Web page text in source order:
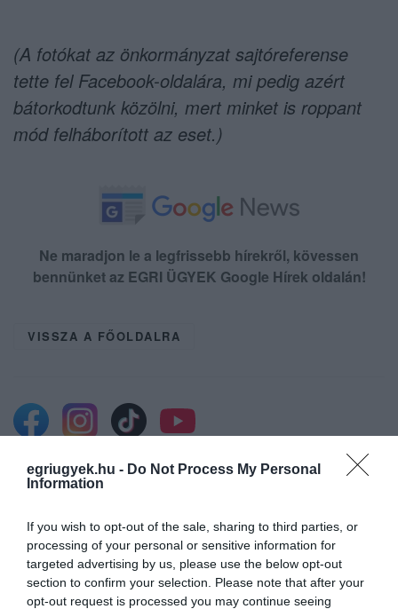
egriugyek.hu - Do Not Process My Personal
Information
If you wish to opt-out of the sale, sharing to third parties, or
processing of your personal or sensitive information for
targeted advertising by us, please use the below opt-out
section to confirm your selection. Please note that after your
opt-out request is processed you may continue seeing
(A fotókat az önkormányzat sajtóreferense
tette fel Facebook-oldalára, mi pedig azért
bátorkodtunk közölni, mert minket is roppant
mód felháborított az eset.)
Ne maradjon le a legfrissebb hírekről, kövessen
bennünket az EGRI ÜGYEK Google Hírek oldalán!
VISSZA A FŐOLDALRA
Legfrissebb híreink
LAKÓÉPÜLETEK LÁNGOLTAK SZERDÁN
2026. augusztus 06|Riasztó